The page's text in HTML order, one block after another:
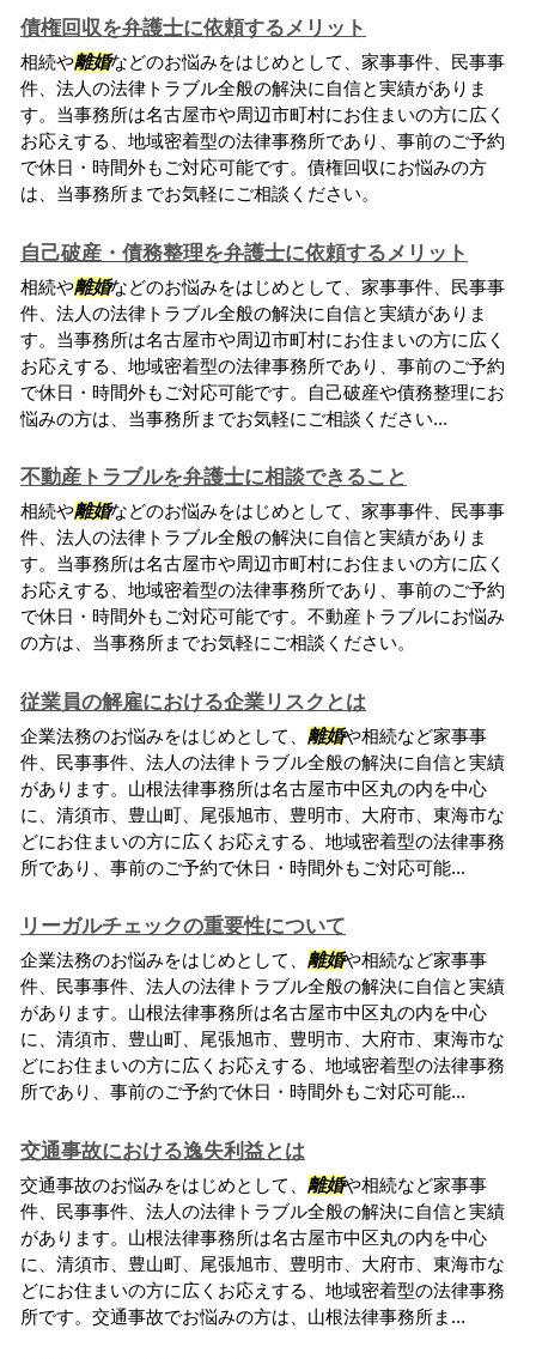
債権回収を弁護士に依頼するメリット
相続や離婚などのお悩みをはじめとして、家事事件、民事事
件、法人の法律トラブル全般の解決に自信と実績がありま
す。当事務所は名古屋市や周辺市町村にお住まいの方に広く
お応えする、地域密着型の法律事務所であり、事前のご予約
で休日・時間外もご対応可能です。債権回収にお悩みの方
は、当事務所までお気軽にご相談ください。
自己破産・債務整理を弁護士に依頼するメリット
相続や離婚などのお悩みをはじめとして、家事事件、民事事
件、法人の法律トラブル全般の解決に自信と実績がありま
す。当事務所は名古屋市や周辺市町村にお住まいの方に広く
お応えする、地域密着型の法律事務所であり、事前のご予約
で休日・時間外もご対応可能です。自己破産や債務整理にお
悩みの方は、当事務所までお気軽にご相談ください...
不動産トラブルを弁護士に相談できること
相続や離婚などのお悩みをはじめとして、家事事件、民事事
件、法人の法律トラブル全般の解決に自信と実績がありま
す。当事務所は名古屋市や周辺市町村にお住まいの方に広く
お応えする、地域密着型の法律事務所であり、事前のご予約
で休日・時間外もご対応可能です。不動産トラブルにお悩み
の方は、当事務所までお気軽にご相談ください。
従業員の解雇における企業リスクとは
企業法務のお悩みをはじめとして、 離婚や相続など家事事
件、民事事件、法人の法律トラブル全般の解決に自信と実績
があります。山根法律事務所は名古屋市中区丸の内を中心
に、清須市、豊山町、尾張旭市、豊明市、大府市、東海市な
どにお住まいの方に広くお応えする、地域密着型の法律事務
所であり、事前のご予約で休日・時間外もご対応可能...
リーガルチェックの重要性について
企業法務のお悩みをはじめとして、 離婚や相続など家事事
件、民事事件、法人の法律トラブル全般の解決に自信と実績
があります。山根法律事務所は名古屋市中区丸の内を中心
に、清須市、豊山町、尾張旭市、豊明市、大府市、東海市な
どにお住まいの方に広くお応えする、地域密着型の法律事務
所であり、事前のご予約で休日・時間外もご対応可能...
交通事故における逸失利益とは
交通事故のお悩みをはじめとして、 離婚や相続など家事事
件、民事事件、法人の法律トラブル全般の解決に自信と実績
があります。山根法律事務所は名古屋市中区丸の内を中心
に、清須市、豊山町、尾張旭市、豊明市、大府市、東海市な
どにお住まいの方に広くお応えする、地域密着型の法律事務
所です。交通事故でお悩みの方は、山根法律事務所ま...